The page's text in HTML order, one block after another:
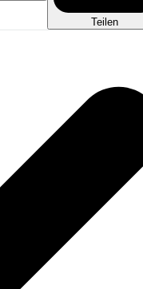
Teilen